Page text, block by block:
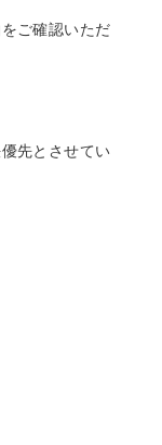
ご確認いただ
先とさせてい